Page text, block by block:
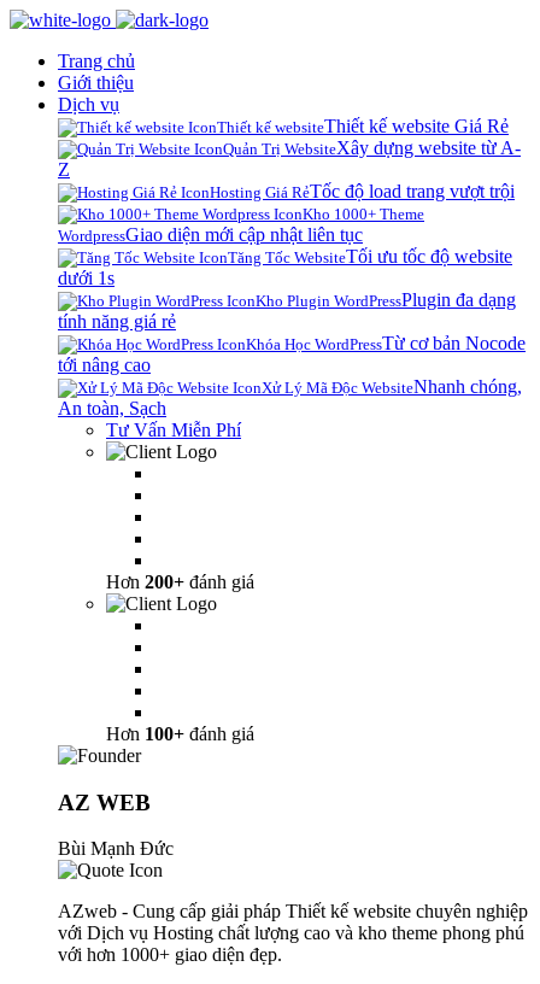
Trang chủ
Giới thiệu
Dịch vụ
Thiết kế websiteThiết kế website Giá Rẻ
Quản Trị WebsiteXây dựng website từ A-
Z
Hosting Giá RẻTốc độ load trang vượt trội
Kho 1000+ Theme
WordpressGiao diện mới cập nhật liên tục
Tăng Tốc WebsiteTối ưu tốc độ website
dưới 1s
Kho Plugin WordPressPlugin đa dạng
tính năng giá rẻ
Khóa Học WordPressTừ cơ bản Nocode
tới nâng cao
Xử Lý Mã Độc WebsiteNhanh chóng,
An toàn, Sạch
Tư Vấn Miễn Phí
Hơn 200+ đánh giá
Hơn 100+ đánh giá
AZ WEB
Bùi Mạnh Đức
AZweb - Cung cấp giải pháp Thiết kế website chuyên nghiệp
với Dịch vụ Hosting chất lượng cao và kho theme phong phú
với hơn 1000+ giao diện đẹp.